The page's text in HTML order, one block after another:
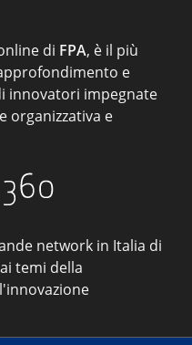
di FPA, è il più
e
innovatori impegnate
organizzativa e
network in Italia di
temi della